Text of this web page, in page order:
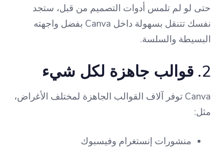
حتى لو لم تلمس أدوات التصميم من قبل، ستجد
نفسك تتنقل بسهولة داخل Canva بفضل واجهته
البسيطة والسلسة.
2. قوالب جاهزة لكل شيء
Canva توفر آلاف القوالب الجاهزة لمختلف الأغراض،
مثل:
منشورات إنستغرام وفيسبوك